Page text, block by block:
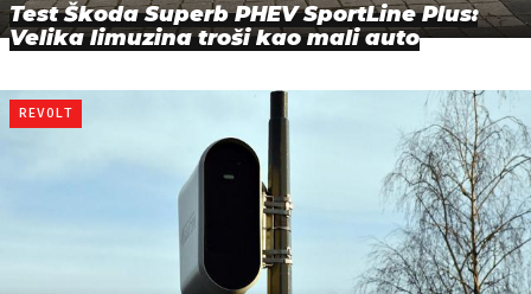
Test Škoda Superb PHEV SportLine Plus:
Velika limuzina troši kao mali auto
REVOLT